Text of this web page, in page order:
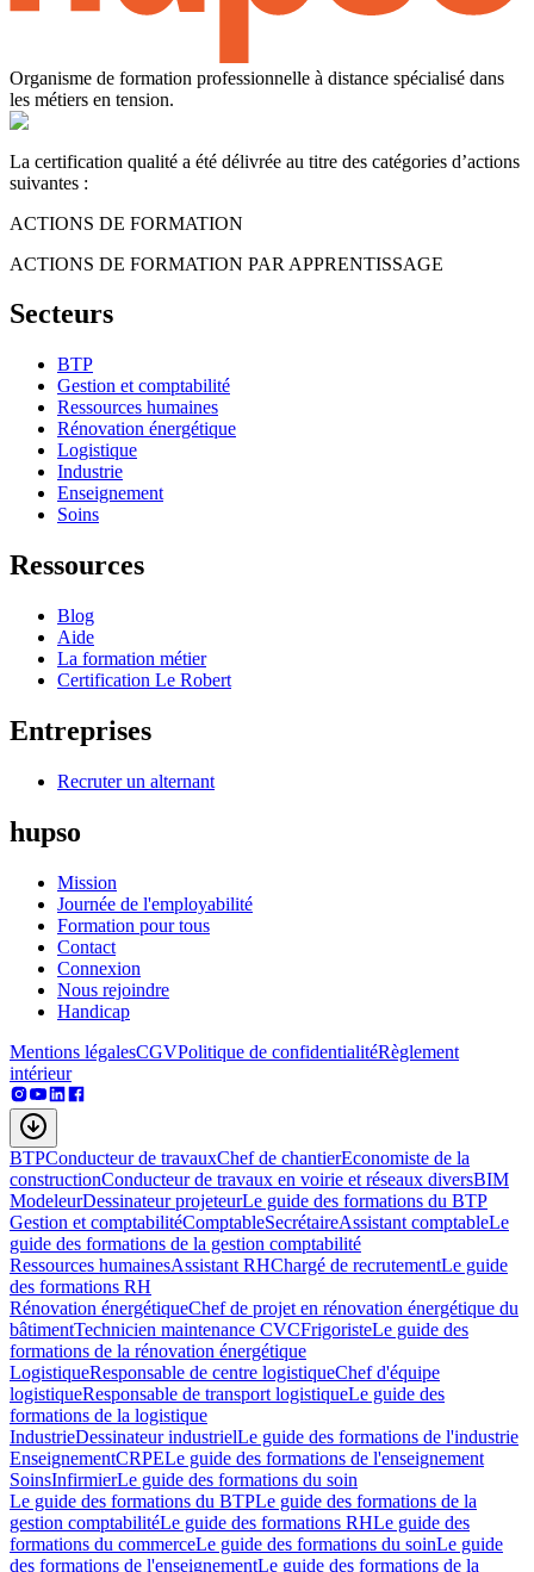
Organisme de formation professionnelle à distance spécialisé dans
les métiers en tension.
La certification qualité a été délivrée au titre des catégories d’actions
suivantes :
ACTIONS DE FORMATION
ACTIONS DE FORMATION PAR APPRENTISSAGE
Secteurs
BTP
Gestion et comptabilité
Ressources humaines
Rénovation énergétique
Logistique
Industrie
Enseignement
Soins
Ressources
Blog
Aide
La formation métier
Certification Le Robert
Entreprises
Recruter un alternant
hupso
Mission
Journée de l'employabilité
Formation pour tous
Contact
Connexion
Nous rejoindre
Handicap
Mentions légalesCGVPolitique de confidentialitéRèglement
intérieur
BTPConducteur de travauxChef de chantierEconomiste de la
constructionConducteur de travaux en voirie et réseaux diversBIM
ModeleurDessinateur projeteurLe guide des formations du BTP
Gestion et comptabilitéComptableSecrétaireAssistant comptableLe
guide des formations de la gestion comptabilité
Ressources humainesAssistant RHChargé de recrutementLe guide
des formations RH
Rénovation énergétiqueChef de projet en rénovation énergétique du
bâtimentTechnicien maintenance CVCFrigoristeLe guide des
formations de la rénovation énergétique
LogistiqueResponsable de centre logistiqueChef d'équipe
logistiqueResponsable de transport logistiqueLe guide des
formations de la logistique
IndustrieDessinateur industrielLe guide des formations de l'industrie
EnseignementCRPELe guide des formations de l'enseignement
SoinsInfirmierLe guide des formations du soin
Le guide des formations du BTPLe guide des formations de la
gestion comptabilitéLe guide des formations RHLe guide des
formations du commerceLe guide des formations du soinLe guide
des formations de l'enseignementLe guide des formations de la